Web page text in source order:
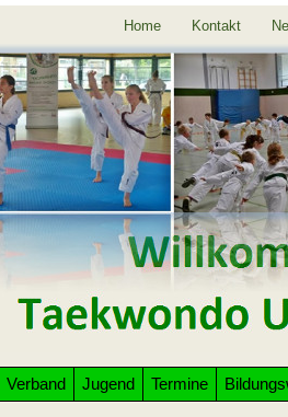
Home Kontakt
Verband Jugend Termine